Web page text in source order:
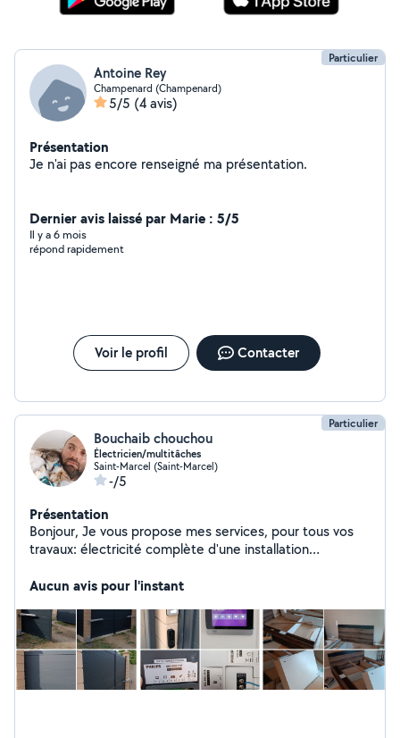
Particulier
Antoine Rey
Champenard (Champenard)
5/5 (4 avis)
Présentation
Je n'ai pas encore renseigné ma présentation.
Dernier avis laissé par Marie : 5/5
Il y a 6 mois
répond rapidement
Voir le profil Contacter
Particulier
Bouchaib chouchou
Électricien/multitâches
Saint-Marcel (Saint-Marcel)
-/5
Présentation
Bonjour, Je vous propose mes services, pour tous vos
travaux: électricité complète d'une installation
peinture, bricolage, montage, démontage et pose de
déménagement et emménagement. Travaux de qualité
& sérieux.
Aucun avis pour l'instant